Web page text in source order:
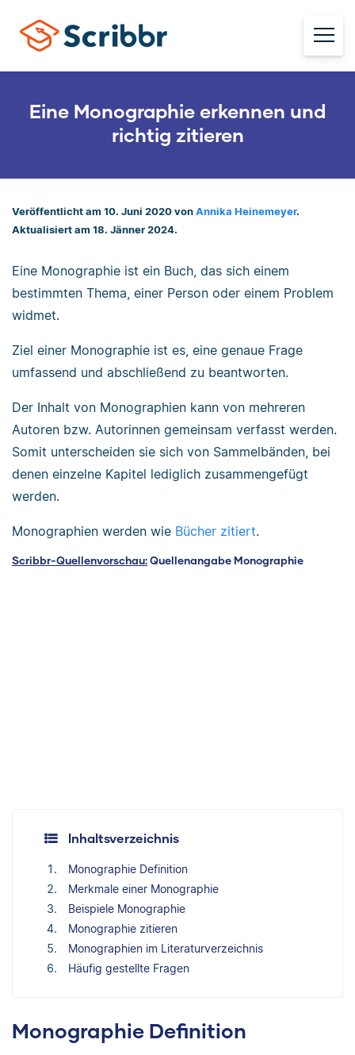
Eine Monographie erkennen und
richtig zitieren
Veröffentlicht am 10. Juni 2020 von Annika Heinemeyer.
Aktualisiert am 18. Jänner 2024.
Eine Monographie ist ein Buch, das sich einem
bestimmten Thema, einer Person oder einem Problem
widmet.
Ziel einer Monographie ist es, eine genaue Frage
umfassend und abschließend zu beantworten.
Der Inhalt von Monographien kann von mehreren
Autoren bzw. Autorinnen gemeinsam verfasst werden.
Somit unterscheiden sie sich von Sammelbänden, bei
denen einzelne Kapitel lediglich zusammengefügt
werden.
Monographien werden wie Bücher zitiert.
Scribbr-Quellenvorschau:Quellenangabe Monographie
Inhaltsverzeichnis
Monographie Definition
Merkmale einer Monographie
Beispiele Monographie
Monographie zitieren
Monographien im Literaturverzeichnis
Häufig gestellte Fragen
Monographie Definition